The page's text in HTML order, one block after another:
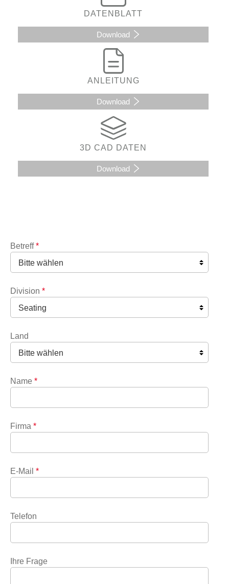
DATENBLATT
Download
ANLEITUNG
Download
3D CAD DATEN
Download
Betreff *
Division *
Land
Name *
Firma *
E-Mail *
Telefon
Ihre Frage